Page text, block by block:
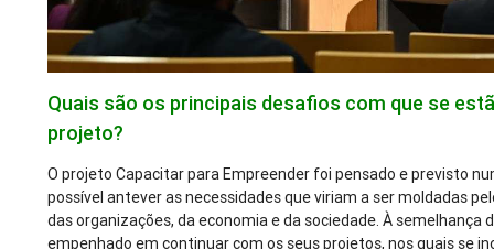
Quais são os principais desafios com que se
projeto?
O projeto Capacitar para Empreender foi pensado e previsto
possível antever as necessidades que viriam a ser moldadas
das organizações, da economia e da sociedade. À semelhança
empenhado em continuar com os seus projetos, nos quais se